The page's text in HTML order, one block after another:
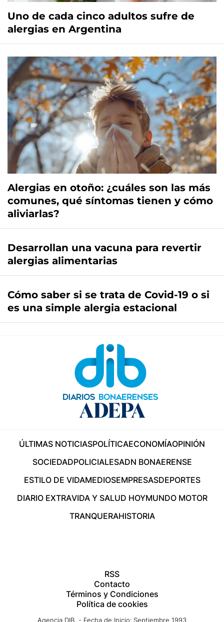
Uno de cada cinco adultos sufre de
alergias en Argentina
Alergias en otoño: ¿cuáles son las más
comunes, qué síntomas tienen y cómo
aliviarlas?
Desarrollan una vacuna para revertir
alergias alimentarias
Cómo saber si se trata de Covid-19 o si
es una simple alergia estacional
ÚLTIMAS NOTICIASPOLÍTICAECONOMÍAOPINIÓN
SOCIEDADPOLICIALESADN BONAERENSE
ESTILO DE VIDAMEDIOSEMPRESASDEPORTES
DIARIO EXTRAVIDA Y SALUD HOYMUNDO MOTOR
TRANQUERAHISTORIA
RSS
Contacto
Términos y Condiciones
Política de cookies
Agencia DIB - Fecha de Inicio: Septiembre 1993